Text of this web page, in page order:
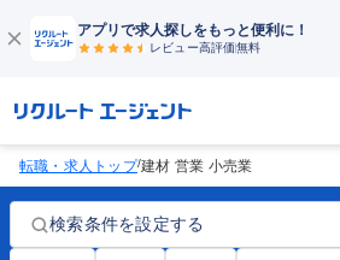
アプリで求人探しをもっと便利に！
レビュー高評価無料
転職・求人トップ/建材 営業 小売業
検索条件を設定する